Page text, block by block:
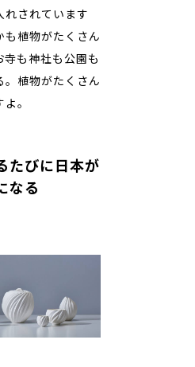
れされています
も植物がたくさん
寺も神社も公園も
。植物がたくさん
。
たびに日本が
なる